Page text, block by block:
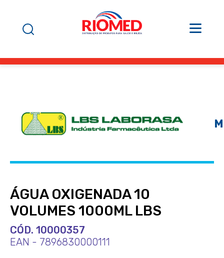
ÁGUA OXIGENADA 10
VOLUMES 1000ML LBS
CÓD. 10000357
EAN - 7896830000111